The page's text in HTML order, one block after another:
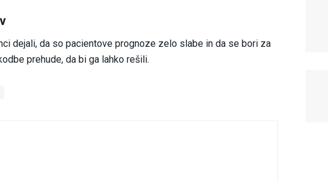
dejali, da so pacientove prognoze zelo slabe in da se bori za
prehude, da bi ga lahko rešili.